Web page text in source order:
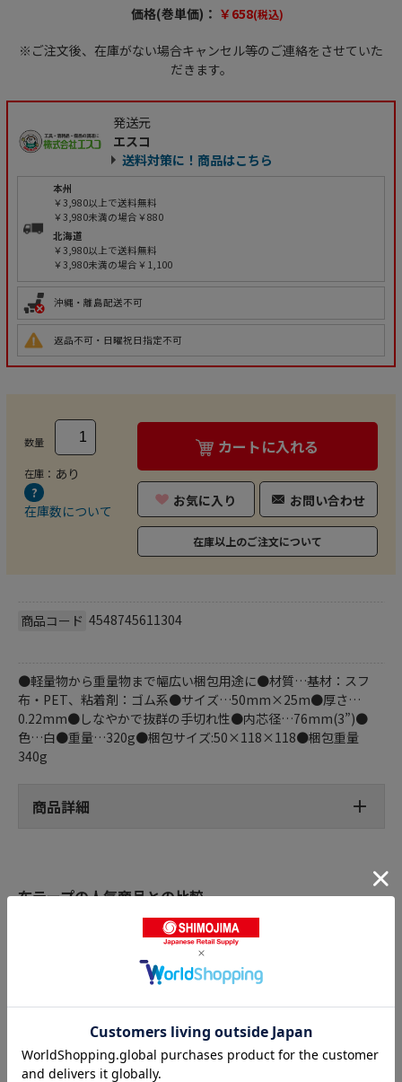
価格(巻単価)： ￥658(税込)
※ご注文後、在庫がない場合キャンセル等のご連絡をさせていた
だきます。
発送元
エスコ
送料対策に！商品はこちら
本州
￥3,980以上で送料無料
￥3,980未満の場合￥880
北海道
￥3,980以上で送料無料
￥3,980未満の場合￥1,100
沖縄・離島配送不可
返品不可・日曜祝日指定不可
数量
在庫： あり
在庫数について
カートに入れる
お気に入り お問い合わせ
在庫以上のご注文について
商品コード 4548745611304
●軽量物から重量物まで幅広い梱包用途に●材質…基材：スフ
布・PET、粘着剤：ゴム系●サイズ…50mm×25m●厚さ…
0.22mm●しなやかで抜群の手切れ性●内芯径…76mm(3”)●
色…白●重量…320g●梱包サイズ:50×118×118●梱包重量
340g
商品詳細
布テープの人気商品との比較
商品名
エスコ EA944ND-44 5